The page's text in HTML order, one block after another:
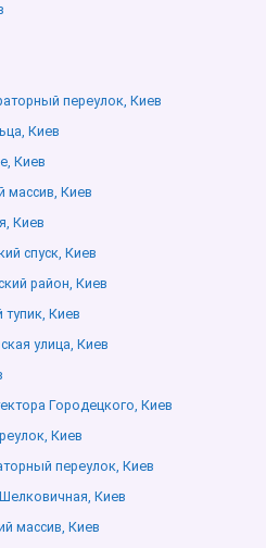
переулок, Киев
Киев
Киев
массив, Киев
Киев
спуск, Киев
район, Киев
тупик, Киев
улица, Киев
Городецкого, Киев
Киев
переулок, Киев
Киев
массив, Киев